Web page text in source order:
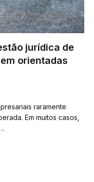
jurídica de
orientadas
raramente
Em muitos casos,